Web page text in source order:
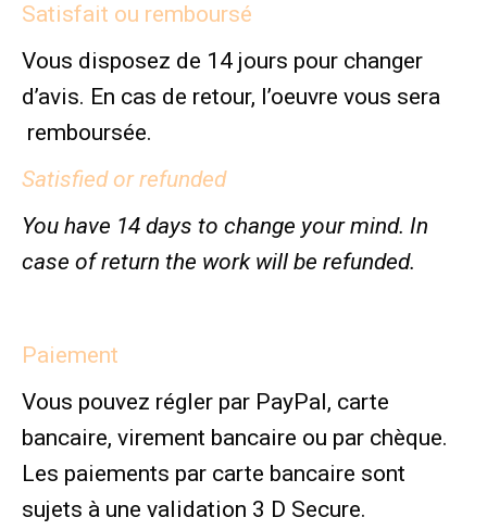
Satisfait ou remboursé
Vous disposez de 14 jours pour changer
d’avis. En cas de retour, l’oeuvre vous sera
remboursée.
Satisfied or refunded
You have 14 days to change your mind. In
case of return the work will be refunded.
Paiement
Vous pouvez régler par PayPal, carte
bancaire, virement bancaire ou par chèque.
Les paiements par carte bancaire sont
sujets à une validation 3 D Secure.